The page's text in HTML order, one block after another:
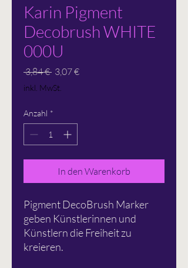
Karin Pigment
Decobrush WHITE
000U
3,84 € Standardpreis
3,07 €Sale-
inkl. MwSt.
Anzahl *
In den Warenkorb
Pigment DecoBrush Marker
geben Künstlerinnen und
Künstlern die Freiheit zu
kreieren.